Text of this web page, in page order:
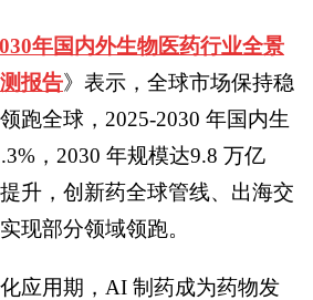
年国内外生物医药行业全景
报告》 表示，全球市场保持稳
跑全球，2025-2030 年国内生
，2030 年规模达9.8 万亿
升，创新药全球管线、出海交
现部分领域领跑。
应用期，AI 制药成为药物发